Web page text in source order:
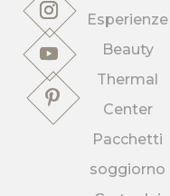
Esperienze
Beauty
Thermal
Center
Pacchetti
soggiorno